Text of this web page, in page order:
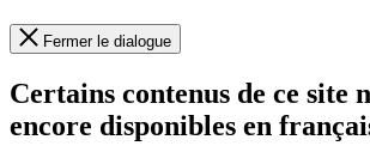
Fermer le dialogue
Certains contenus de ce site
encore disponibles en